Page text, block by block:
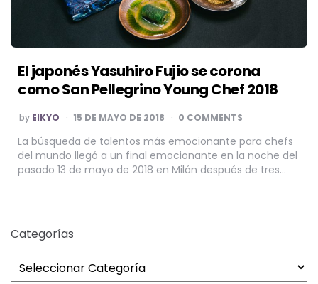
El japonés Yasuhiro Fujio se corona
como San Pellegrino Young Chef 2018
POSTED
BY
by EIKYO 15 DE MAYO DE 2018 0 COMMENTS
La búsqueda de talentos más emocionante para chefs
del mundo llegó a un final emocionante en la noche del
pasado 13 de mayo de 2018 en Milán después de tres…
Categorías